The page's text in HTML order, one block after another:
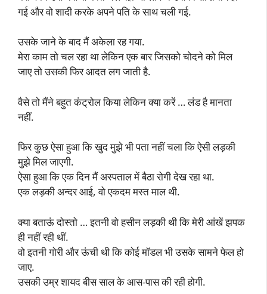
गई और वो शादी करके अपने पति के साथ चली गई.
उसके जाने के बाद मैं अकेला रह गया.
मेरा काम तो चल रहा था लेकिन एक बार जिसको चोदने को मिल
जाए तो उसकी फिर आदत लग जाती है.
वैसे तो मैंने बहुत कंट्रोल किया लेकिन क्या करें … लंड है मानता
नहीं.
फिर कुछ ऐसा हुआ कि खुद मुझे भी पता नहीं चला कि ऐसी लड़की
मुझे मिल जाएगी.
ऐसा हुआ कि एक दिन मैं अस्पताल में बैठा रोगी देख रहा था.
एक लड़की अन्दर आई, वो एकदम मस्त माल थी.
क्या बताऊं दोस्तो … इतनी वो हसीन लड़की थी कि मेरी आंखें झपक
ही नहीं रही थीं.
वो इतनी गोरी और ऊंची थी कि कोई मॉडल भी उसके सामने फेल हो
जाए.
उसकी उम्र शायद बीस साल के आस-पास की रही होगी.